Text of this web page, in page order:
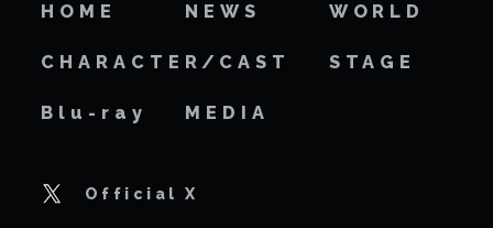
HOME NEWS WORLD
CHARACTER/CAST STAGE
Blu-ray MEDIA
Official X